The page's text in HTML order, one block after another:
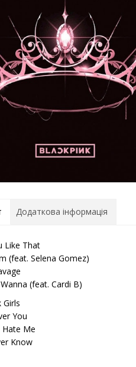
Додаткова інформація
Like That
(feat. Selena Gomez)
(feat. Cardi B)
Girls
You
Hate Me
Know